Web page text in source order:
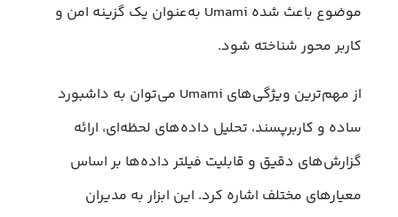
موضوع باعث شده Umami به‌عنوان یک گزینه امن و
کاربر محور شناخته شود.
از مهم‌ترین ویژگی‌های Umami می‌توان به داشبورد
ساده و کاربرپسند، تحلیل داده‌های لحظه‌ای، ارائه
گزارش‌های دقیق و قابلیت فیلتر داده‌ها بر اساس
معیارهای مختلف اشاره کرد. این ابزار به مدیران